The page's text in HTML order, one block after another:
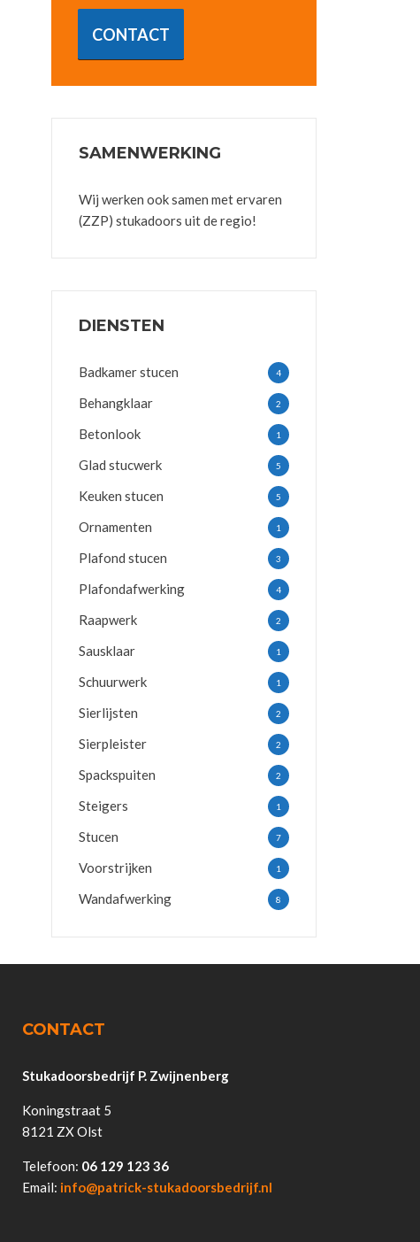
CONTACT
SAMENWERKING
Wij werken ook samen met ervaren
(ZZP) stukadoors uit de regio!
DIENSTEN
Badkamer stucen 4
Behangklaar 2
Betonlook 1
Glad stucwerk 5
Keuken stucen 5
Ornamenten 1
Plafond stucen 3
Plafondafwerking 4
Raapwerk 2
Sausklaar 1
Schuurwerk 1
Sierlijsten 2
Sierpleister 2
Spackspuiten 2
Steigers 1
Stucen 7
Voorstrijken 1
Wandafwerking 8
CONTACT
Stukadoorsbedrijf P. Zwijnenberg
Koningstraat 5
8121 ZX Olst
Telefoon: 06 129 123 36
Email: info@patrick-stukadoorsbedrijf.nl